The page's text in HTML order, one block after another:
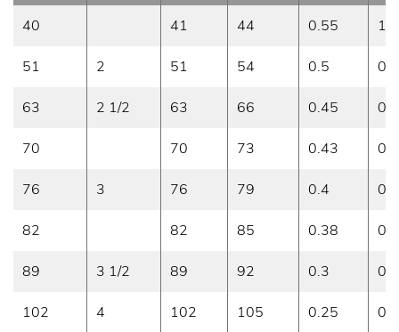
40 41 44 0.55 1
51 2 51 54 0.5
63 2 1/2 63 66 0.45 0.9
70 70 73 0.43
76 3 76 79 0.4 0.8
82 82 85 0.38
89 3 1/2 89 92 0.3 0.7
102 4 102 105 0.25